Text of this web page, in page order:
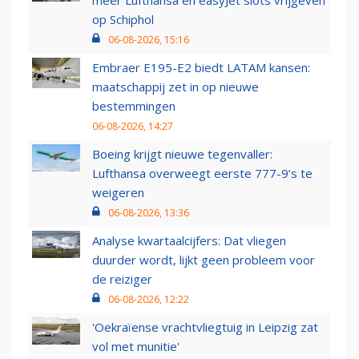
op Schiphol
06-08-2026, 15:16
Embraer E195-E2 biedt LATAM kansen:
maatschappij zet in op nieuwe
bestemmingen
06-08-2026, 14:27
Boeing krijgt nieuwe tegenvaller:
Lufthansa overweegt eerste 777-9’s te
weigeren
06-08-2026, 13:36
Analyse kwartaalcijfers: Dat vliegen
duurder wordt, lijkt geen probleem voor
de reiziger
06-08-2026, 12:22
'Oekraïense vrachtvliegtuig in Leipzig zat
vol met munitie'